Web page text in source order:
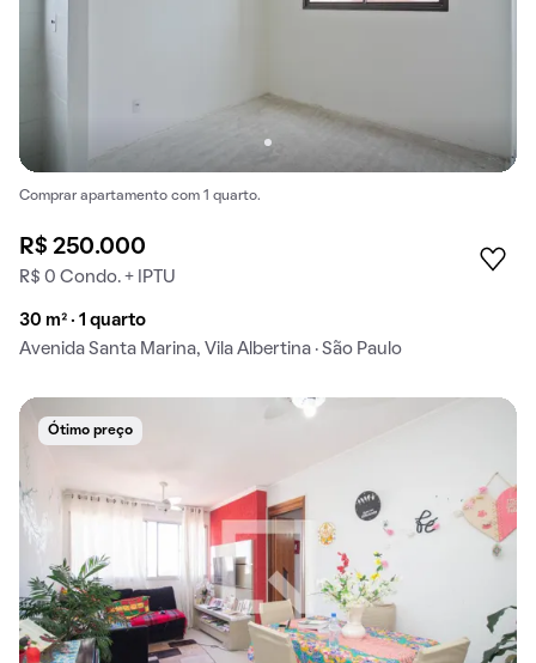
Comprar apartamento com 1 quarto.
R$ 250.000
R$ 0 Condo. + IPTU
30 m² · 1 quarto
Avenida Santa Marina, Vila Albertina · São Paulo
Ótimo preço